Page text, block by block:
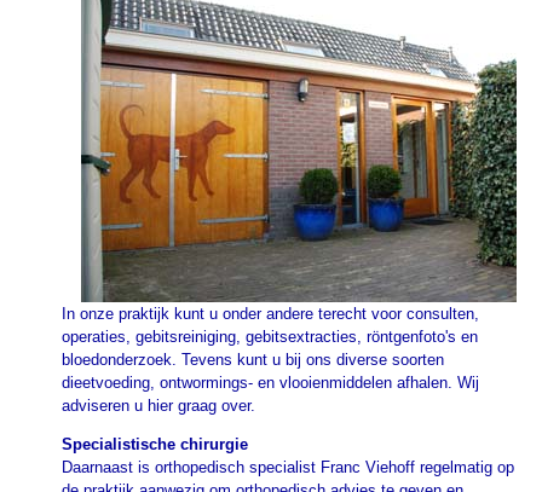
In onze praktijk kunt u onder andere terecht voor consulten,
operaties, gebitsreiniging, gebitsextracties, röntgenfoto's en
bloedonderzoek. Tevens kunt u bij ons diverse soorten
dieetvoeding, ontwormings- en vlooienmiddelen afhalen. Wij
adviseren u hier graag over.
Specialistische chirurgie
Daarnaast is orthopedisch specialist Franc Viehoff regelmatig op